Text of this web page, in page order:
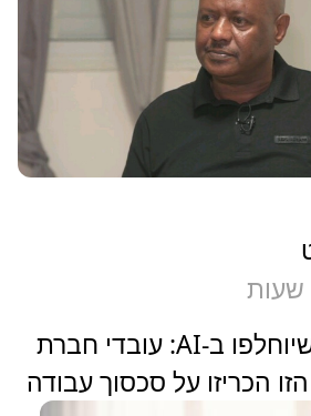
מחשש שיוחלפו ב-AI: עובדי חברת
הכריזו על סכסוך עבודה